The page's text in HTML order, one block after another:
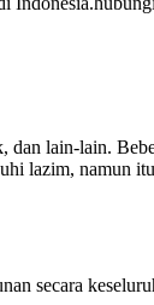
lain-lain.
lazim, namun
secara